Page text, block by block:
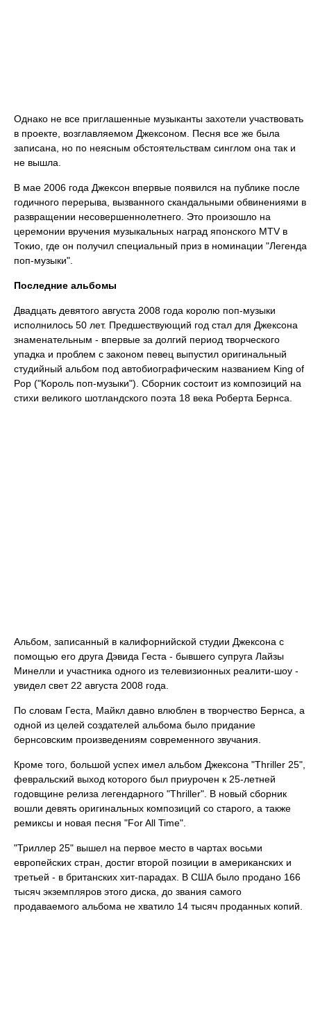
Однако не все приглашенные музыканты захотели участвовать
в проекте, возглавляемом Джексоном. Песня все же была
записана, но по неясным обстоятельствам синглом она так и
не вышла.
В мае 2006 года Джексон впервые появился на публике после
годичного перерыва, вызванного скандальными обвинениями в
развращении несовершеннолетнего. Это произошло на
церемонии вручения музыкальных наград японского MTV в
Токио, где он получил специальный приз в номинации "Легенда
поп-музыки".
Последние альбомы
Двадцать девятого августа 2008 года королю поп-музыки
исполнилось 50 лет. Предшествующий год стал для Джексона
знаменательным - впервые за долгий период творческого
упадка и проблем с законом певец выпустил оригинальный
студийный альбом под автобиографическим названием King of
Pop ("Король поп-музыки"). Сборник состоит из композиций на
стихи великого шотландского поэта 18 века Роберта Бернса.
Альбом, записанный в калифорнийской студии Джексона с
помощью его друга Дэвида Геста - бывшего супруга Лайзы
Минелли и участника одного из телевизионных реалити-шоу -
увидел свет 22 августа 2008 года.
По словам Геста, Майкл давно влюблен в творчество Бернса, а
одной из целей создателей альбома было придание
бернсовским произведениям современного звучания.
Кроме того, большой успех имел альбом Джексона "Thriller 25",
февральский выход которого был приурочен к 25-летней
годовщине релиза легендарного "Thriller". В новый сборник
вошли девять оригинальных композиций со старого, а также
ремиксы и новая песня "For All Time".
"Триллер 25" вышел на первое место в чартах восьми
европейских стран, достиг второй позиции в американских и
третьей - в британских хит-парадах. В США было продано 166
тысяч экземпляров этого диска, до звания самого
продаваемого альбома не хватило 14 тысяч проданных копий.